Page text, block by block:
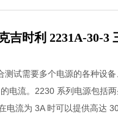
吉时利 2231A-30-3
试需要多个电源的各种设
电流。2230 系列电源包括
流为 3A 时可以提供高达